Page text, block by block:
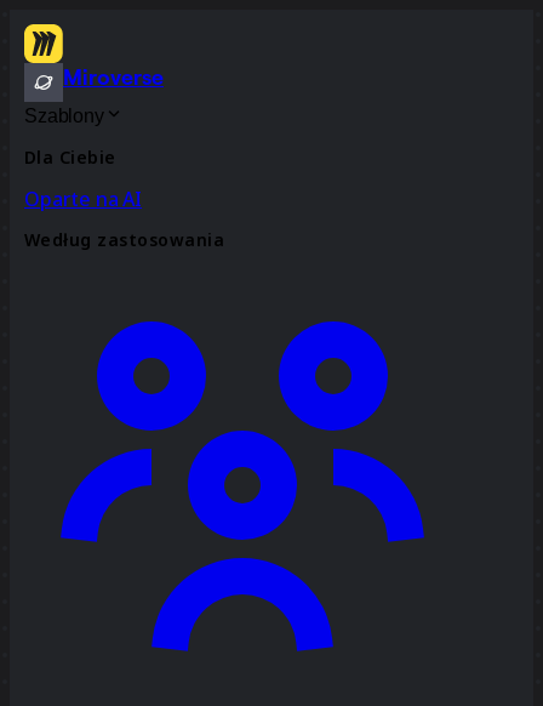
Miroverse
Szablony
Dla Ciebie
Oparte na AI
Według zastosowania